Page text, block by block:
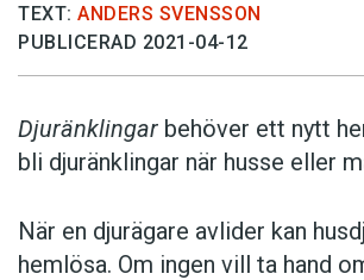
TEXT: ANDERS SVENSSON
PUBLICERAD 2021-04-12
Djuränklingar behöver ett nytt
bli djuränklingar när husse eller
När en djurägare avlider kan
hemlösa. Om ingen vill ta hand